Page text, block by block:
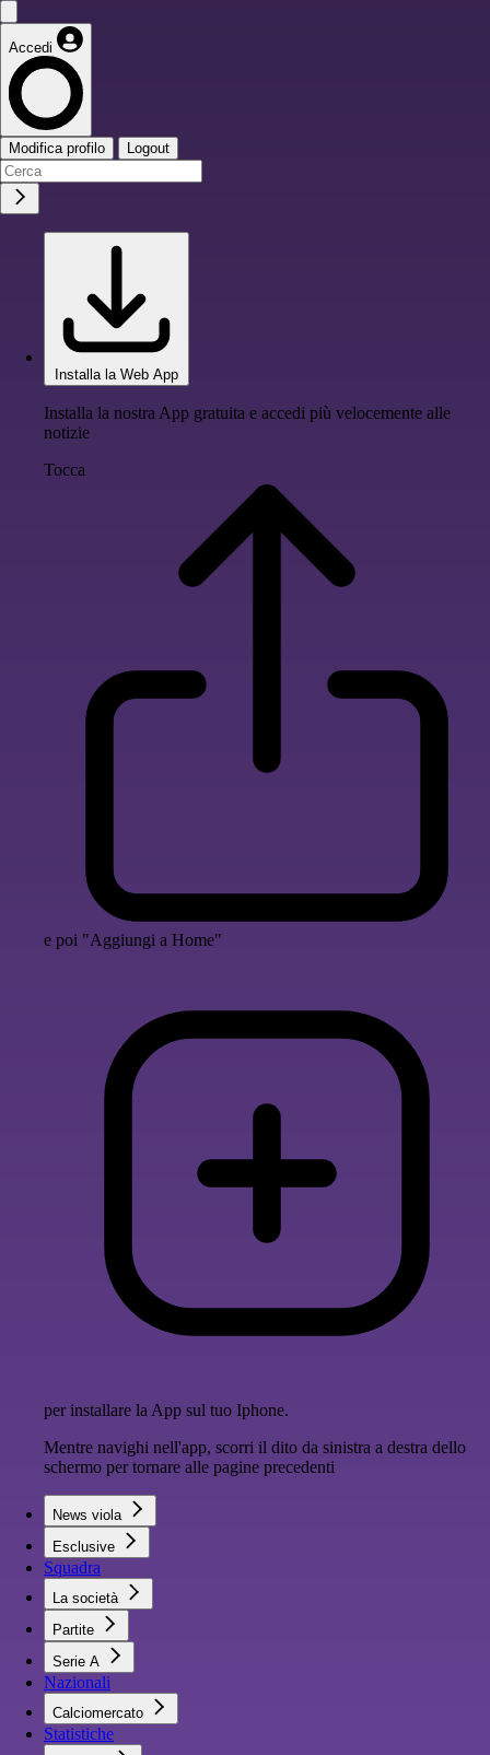
Accedi
Modifica profilo Logout
Installa la Web App
Installa la nostra App gratuita e accedi più velocemente alle
notizie
Tocca
e poi "Aggiungi a Home"
per installare la App sul tuo Iphone.
Mentre navighi nell'app, scorri il dito da sinistra a destra dello
schermo per tornare alle pagine precedenti
News viola
Esclusive
Squadra
La società
Partite
Serie A
Nazionali
Calciomercato
Statistiche